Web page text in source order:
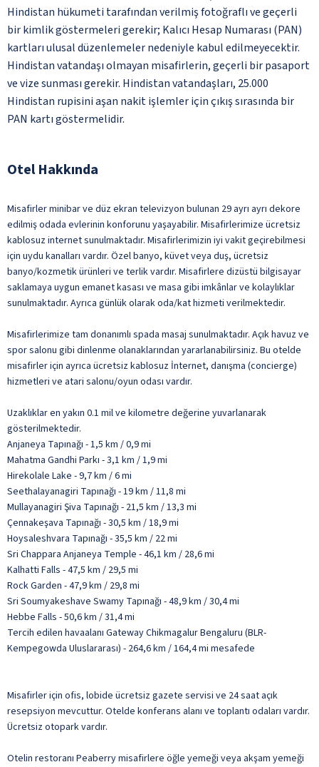
Hindistan hükumeti tarafından verilmiş fotoğraflı ve geçerli
bir kimlik göstermeleri gerekir; Kalıcı Hesap Numarası (PAN)
kartları ulusal düzenlemeler nedeniyle kabul edilmeyecektir.
Hindistan vatandaşı olmayan misafirlerin, geçerli bir pasaport
ve vize sunması gerekir. Hindistan vatandaşları, 25.000
Hindistan rupisini aşan nakit işlemler için çıkış sırasında bir
PAN kartı göstermelidir.
Otel Hakkında
Misafirler minibar ve düz ekran televizyon bulunan 29 ayrı ayrı dekore
edilmiş odada evlerinin konforunu yaşayabilir. Misafirlerimize ücretsiz
kablosuz internet sunulmaktadır. Misafirlerimizin iyi vakit geçirebilmesi
için uydu kanalları vardır. Özel banyo, küvet veya duş, ücretsiz
banyo/kozmetik ürünleri ve terlik vardır. Misafirlere dizüstü bilgisayar
saklamaya uygun emanet kasası ve masa gibi imkânlar ve kolaylıklar
sunulmaktadır. Ayrıca günlük olarak oda/kat hizmeti verilmektedir.
Misafirlerimize tam donanımlı spada masaj sunulmaktadır. Açık havuz ve
spor salonu gibi dinlenme olanaklarından yararlanabilirsiniz. Bu otelde
misafirler için ayrıca ücretsiz kablosuz İnternet, danışma (concierge)
hizmetleri ve atari salonu/oyun odası vardır.
Uzaklıklar en yakın 0.1 mil ve kilometre değerine yuvarlanarak
gösterilmektedir.
Anjaneya Tapınağı - 1,5 km / 0,9 mi
Mahatma Gandhi Parkı - 3,1 km / 1,9 mi
Hirekolale Lake - 9,7 km / 6 mi
Seethalayanagiri Tapınağı - 19 km / 11,8 mi
Mullayanagiri Şiva Tapınağı - 21,5 km / 13,3 mi
Çennakeşava Tapınağı - 30,5 km / 18,9 mi
Hoysaleshvara Tapınağı - 35,5 km / 22 mi
Sri Chappara Anjaneya Temple - 46,1 km / 28,6 mi
Kalhatti Falls - 47,5 km / 29,5 mi
Rock Garden - 47,9 km / 29,8 mi
Sri Soumyakeshave Swamy Tapınağı - 48,9 km / 30,4 mi
Hebbe Falls - 50,6 km / 31,4 mi
Tercih edilen havaalanı Gateway Chikmagalur Bengaluru (BLR-
Kempegowda Uluslararası) - 264,6 km / 164,4 mi mesafede
Misafirler için ofis, lobide ücretsiz gazete servisi ve 24 saat açık
resepsiyon mevcuttur. Otelde konferans alanı ve toplantı odaları vardır.
Ücretsiz otopark vardır.
Otelin restoranı Peaberry misafirlere öğle yemeği veya akşam yemeği